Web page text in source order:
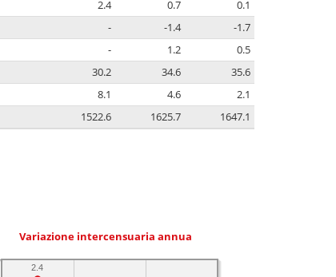
2.4 0.7
0.1
- -1.4
-1.7
- 1.2
0.5
30.2 34.6
35.6
8.1 4.6
2.1
1522.6 1625.7 1647.1
Variazione intercensuaria annua
2.4